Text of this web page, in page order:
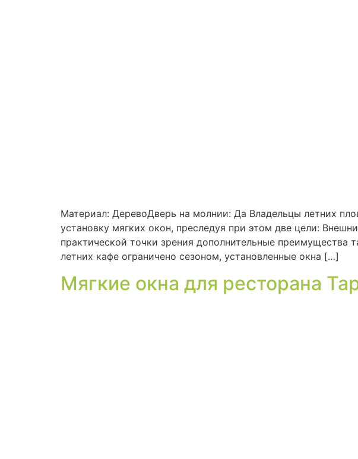
Материал: ДеревоДверь на молнии: Да Владельцы летних
установку мягких окон, преследуя при этом две цели:
практической точки зрения дополнительные
летних кафе ограничено сезоном, установленные окна […]
Мягкие окна для ресторана